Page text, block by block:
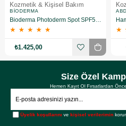
Kozmetik & Kişisel Bakım
BIODERMA
Bioderma Photoderm Spot SPF50+ 150 ml
★ ★ ★ ★ ★
₺1.425,00
★
Size Özel
Hemen Kayıt Ol Fırsatlardan
Üyelik koşullarını vekişisel verilerimin